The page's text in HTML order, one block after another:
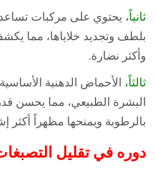
ثانياً، يحتوي على مركبات
بلطف وتجديد خلاياها، مما
وأكثر نضارة.
ثالثاً، الأحماض الدهنية
البشرة الطبيعي، مما يحسن
بالرطوبة ويمنحها مظهراً أكثر
دوره في تقليل